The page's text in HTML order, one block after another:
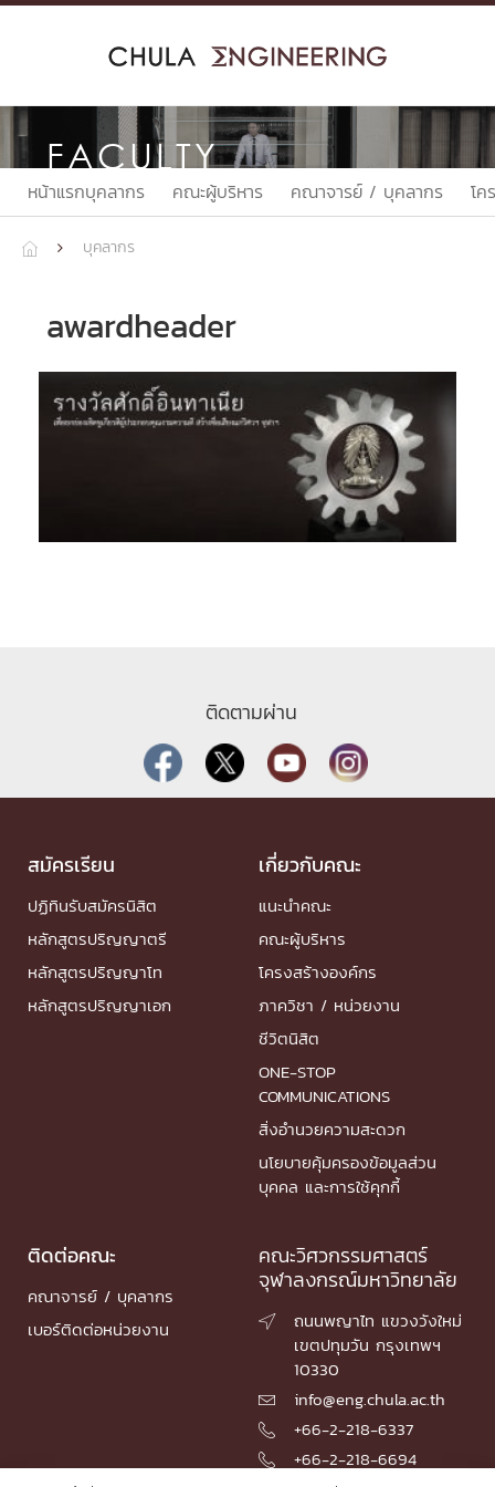
Skip
FACULTY
หน้าแรกบุคลากร คณะผู้บริหาร คณาจารย์ / บุคลากร โ
  บุคลากร
awardheader
ติดตามผ่าน
สมัครเรียน
ปฏิทินรับสมัครนิสิต
หลักสูตรปริญญาตรี
หลักสูตรปริญญาโท
หลักสูตรปริญญาเอก
เกี่ยวกับคณะ
แนะนำคณะ
คณะผู้บริหาร
โครงสร้างองค์กร
ภาควิชา / หน่วยงาน
ชีวิตนิสิต
ONE-STOP
COMMUNICATIONS
สิ่งอำนวยความสะดวก
นโยบายคุ้มครองข้อมูลส่วน
บุคคล และการใช้คุกกี้
ติดต่อคณะ
คณาจารย์ / บุคลากร
เบอร์ติดต่อหน่วยงาน
คณะวิศวกรรมศาสตร์
จุฬาลงกรณ์มหาวิทยาลัย

ถนนพญาไท แขวงวังใหม่
เขตปทุมวัน กรุงเทพฯ
10330
 info@eng.chula.ac.th
 +66-2-218-6337
 +66-2-218-6694